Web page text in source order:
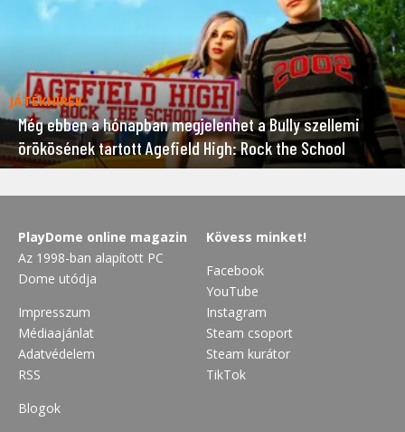
JÁTÉKHÍREK
Még ebben a hónapban megjelenhet a Bully szellemi
örökösének tartott Agefield High: Rock the School
PlayDome online magazin
Az 1998-ban alapított PC
Dome utódja
Impresszum
Médiaajánlat
Adatvédelem
RSS
Blogok
Kövess minket!
Facebook
YouTube
Instagram
Steam csoport
Steam kurátor
TikTok